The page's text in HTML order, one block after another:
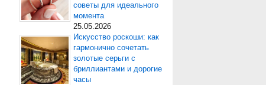
советы для идеального
момента
25.05.2026
Искусство роскоши: как
гармонично сочетать
золотые серьги с
бриллиантами и дорогие
часы